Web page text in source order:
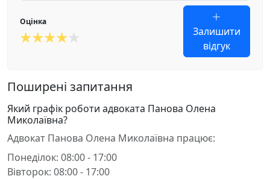
Оцінка
Залишити
відгук
Поширені запитання
Який графік роботи адвоката Панова Олена
Миколаївна?
Адвокат Панова Олена Миколаївна працює:
Понеділок: 08:00 - 17:00
Вівторок: 08:00 - 17:00